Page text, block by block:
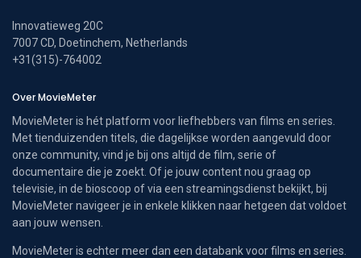
Innovatieweg 20C
7007 CD, Doetinchem, Netherlands
+31(315)-764002
Over MovieMeter
MovieMeter is hét platform voor liefhebbers van films en series.
Met tienduizenden titels, die dagelijkse worden aangevuld door
onze community, vind je bij ons altijd de film, serie of
documentaire die je zoekt. Of je jouw content nou graag op
televisie, in de bioscoop of via een streamingsdienst bekijkt, bij
MovieMeter navigeer je in enkele klikken naar hetgeen dat voldoet
aan jouw wensen.
MovieMeter is echter meer dan een databank voor films en series.